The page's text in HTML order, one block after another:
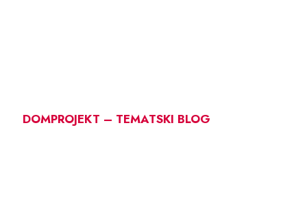
DOMPROJEKT – TEMATSKI BLOG